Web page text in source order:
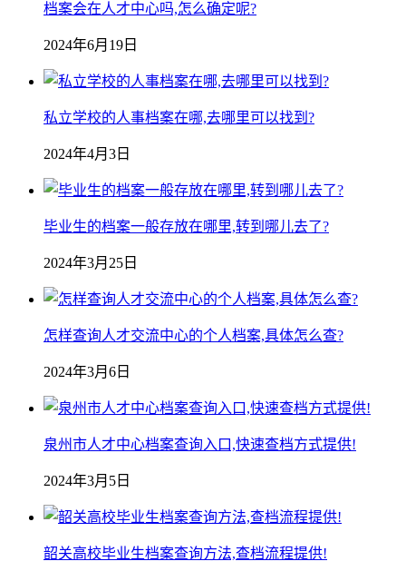
档案会在人才中心吗,怎么确定呢?
2024年6月19日
私立学校的人事档案在哪,去哪里可以找到?
2024年4月3日
毕业生的档案一般存放在哪里,转到哪儿去了?
2024年3月25日
怎样查询人才交流中心的个人档案,具体怎么查?
2024年3月6日
泉州市人才中心档案查询入口,快速查档方式提供!
2024年3月5日
韶关高校毕业生档案查询方法,查档流程提供!